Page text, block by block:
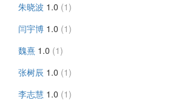
朱晓波 1.0 (1)
闫宇博 1.0 (1)
魏熹 1.0 (1)
张树辰 1.0 (1)
李志慧 1.0 (1)